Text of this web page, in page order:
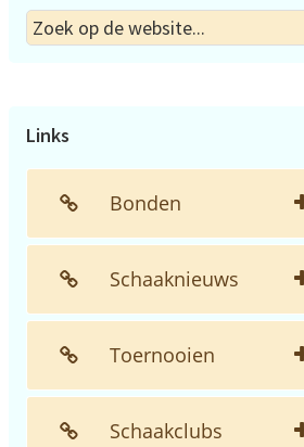
Zoek
op
Links
Bonden
Schaaknieuws
Toernooien
Schaakclubs